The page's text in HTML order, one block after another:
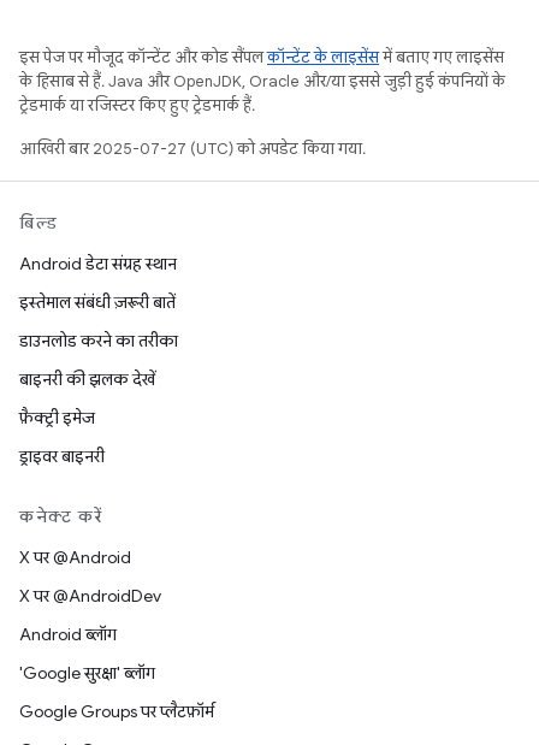
इस पेज पर मौजूद कॉन्टेंट और कोड सैंपलकॉन्टेंट के लाइसेंसमें बताए गए लाइसेंस
के हिसाब से हैं. Java और OpenJDK, Oracle और/या इससे जुड़ी हुई कंपनियों के
ट्रेडमार्क या रजिस्टर किए हुए ट्रेडमार्क हैं.
आखिरी बार 2025-07-27 (UTC) को अपडेट किया गया.
बिल्ड
Android डेटा संग्रह स्थान
इस्तेमाल संबंधी ज़रूरी बातें
डाउनलोड करने का तरीका
बाइनरी की झलक देखें
फ़ैक्ट्री इमेज
ड्राइवर बाइनरी
कनेक्ट करें
X पर @Android
X पर @AndroidDev
Android ब्लॉग
'Google सुरक्षा' ब्लॉग
Google Groups पर प्लैटफ़ॉर्म